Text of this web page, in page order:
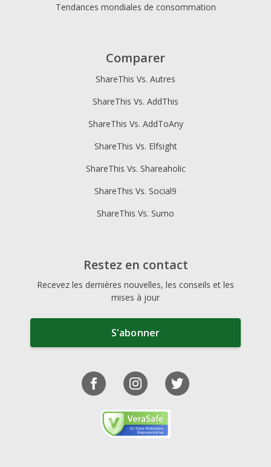
Tendances mondiales de consommation
Comparer
ShareThis Vs. Autres
ShareThis Vs. AddThis
ShareThis Vs. AddToAny
ShareThis Vs. Elfsight
ShareThis Vs. Shareaholic
ShareThis Vs. Social9
ShareThis Vs. Sumo
Restez en contact
Recevez les dernières nouvelles, les conseils et les
mises à jour
S'abonner